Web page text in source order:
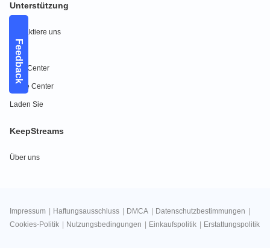
Feedback
Unterstützung
Kontaktiere uns
FAQs
Hilfe-Center
Guide Center
Laden Sie
KeepStreams
Über uns
Impressum Haftungsausschluss DMCA Datenschutzbestimmungen
Cookies-Politik
Nutzungsbedingungen Einkaufspolitik Erstattungspolitik